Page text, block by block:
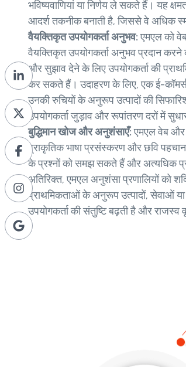
भविष्यवाणियां या निर्णय ले सकते हैं। यह
आदर्श तकनीक बनाती है, जिससे वे अधिक
वैयक्तिकृत उपयोगकर्ता अनुभव:एमएल को
वैयक्तिकृत उपयोगकर्ता अनुभव प्रदान करने
और सुझाव देने के लिए उपयोगकर्ता की
कर सकते हैं। उदाहरण के लिए, एक ई-
उनकी रुचियों के अनुरूप उत्पादों की
उपयोगकर्ता जुड़ाव और रूपांतरण दरों में
बुद्धिमान खोज और अनुशंसाएँ:एमएल वेब और
प्राकृतिक भाषा प्रसंस्करण और छवि
के प्रश्नों को समझ सकते हैं और अत्यधिक
अतिरिक्त, एमएल अनुशंसा प्रणालियों को
प्राथमिकताओं के अनुरूप उत्पादों, सेवाओं
उपयोगकर्ता की संतुष्टि बढ़ती है और राजस्व